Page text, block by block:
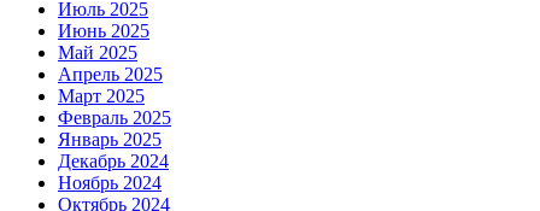
Июль 2025
Июнь 2025
Май 2025
Апрель 2025
Март 2025
Февраль 2025
Январь 2025
Декабрь 2024
Ноябрь 2024
Октябрь 2024